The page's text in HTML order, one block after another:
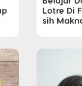
Lotre Di
sih